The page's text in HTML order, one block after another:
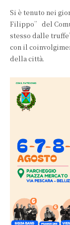
Si è tenuto nei
Filippo” del
stesso dalle
con il
della città.